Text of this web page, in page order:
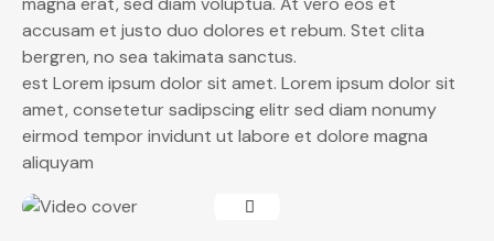
accusam et justo duo dolores et rebum. Stet clita
bergren, no sea takimata sanctus.
est Lorem ipsum dolor sit amet. Lorem ipsum dolor sit
amet, consetetur sadipscing elitr sed diam nonumy
eirmod tempor invidunt ut labore et dolore magna
aliquyam